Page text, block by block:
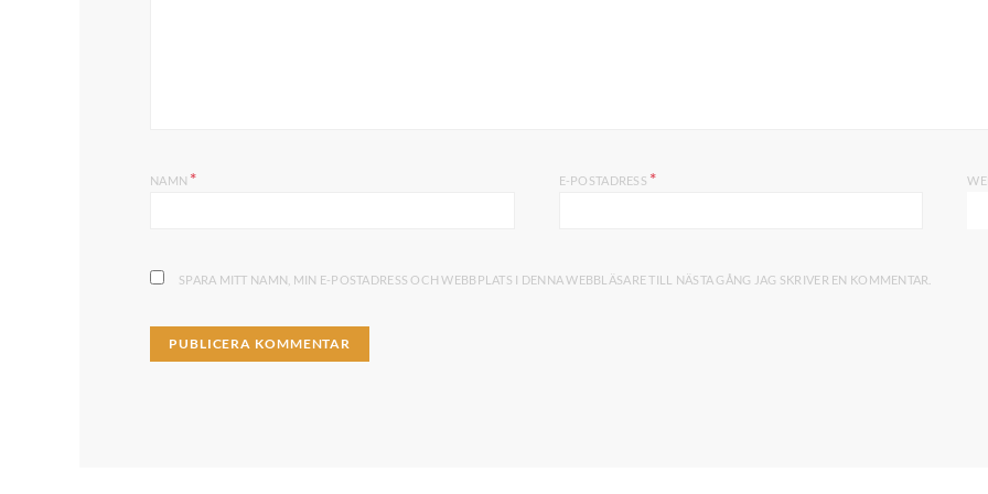
NAMN * E-POSTADRESS *
SPARA MITT NAMN, MIN E-POSTADRESS OCH WEBBPLATS I DENNA WEBBLÄSARE TILL NÄSTA GÅNG JAG SKRIVER EN KOMMENTAR.